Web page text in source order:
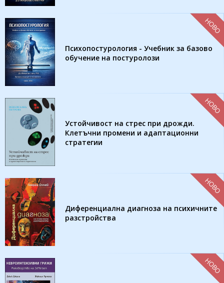
Психопостурология - Учебник за базово
обучение на постуролози
НОВО
Устойчивост на стрес при дрожди.
Клетъчни промени и адаптационни
стратегии
НОВО
Диференциална диагноза на психичните
разстройства
НОВО
НОВО